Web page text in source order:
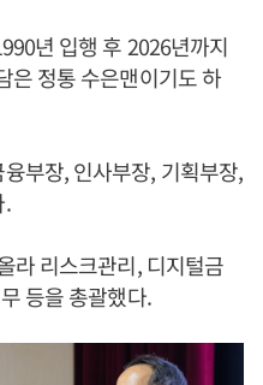
년 입행 후 2026년까지
은 정통 수은맨이기도 하
부장, 인사부장, 기획부장,
.
라 리스크관리, 디지털금
등을 총괄했다.